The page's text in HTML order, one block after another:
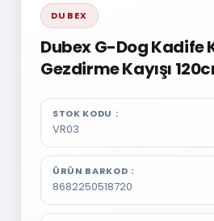
DUBEX
Dubex G-Dog Kadife
Gezdirme Kayışı
STOK KODU
VR03
ÜRÜN BARKOD
8682250518720